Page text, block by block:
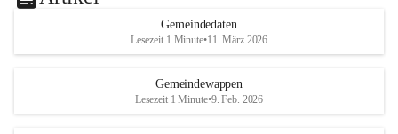
Gemeindedaten
Lesezeit 1 Minute•11. März 2026
Gemeindewappen
Lesezeit 1 Minute•9. Feb. 2026